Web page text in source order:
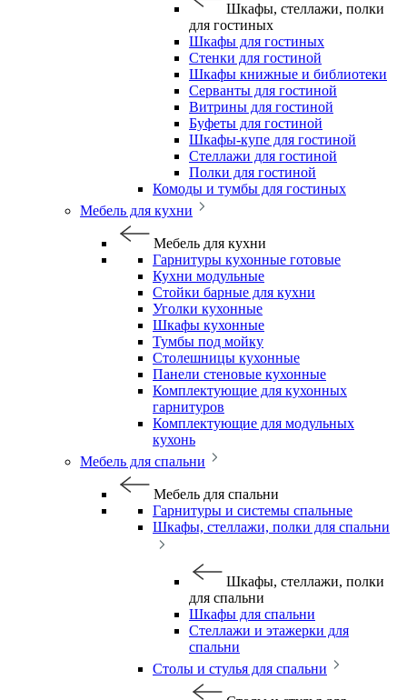
Шкафы, стеллажи, полки
для гостиных
Шкафы для гостиных
Стенки для гостиной
Шкафы книжные и библиотеки
Серванты для гостиной
Витрины для гостиной
Буфеты для гостиной
Шкафы-купе для гостиной
Стеллажи для гостиной
Полки для гостиной
Комоды и тумбы для гостиных
Мебель для кухни
Мебель для кухни
Гарнитуры кухонные готовые
Кухни модульные
Стойки барные для кухни
Уголки кухонные
Шкафы кухонные
Тумбы под мойку
Столешницы кухонные
Панели стеновые кухонные
Комплектующие для кухонных
гарнитуров
Комплектующие для модульных
кухонь
Мебель для спальни
Мебель для спальни
Гарнитуры и системы спальные
Шкафы, стеллажи, полки для спальни
Шкафы, стеллажи, полки
для спальни
Шкафы для спальни
Стеллажи и этажерки для
спальни
Столы и стулья для спальни